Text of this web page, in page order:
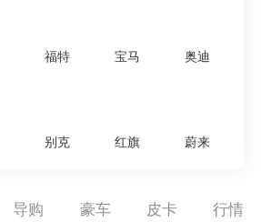
福特 宝马 奥迪
别克 红旗 蔚来
导购 豪车 皮卡 行情